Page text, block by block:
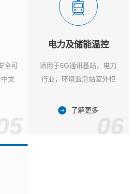
全可
文
电力及储能温控
适用于5G通讯基站，电力
行业，环境监测站室外柜
了解更多